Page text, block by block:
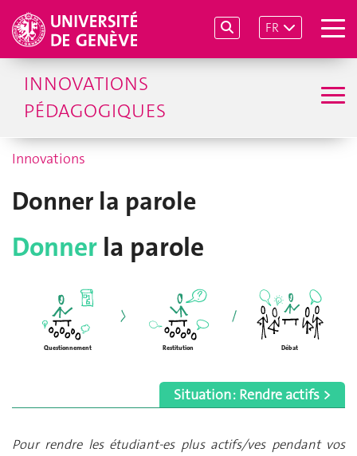
FR
INNOVATIONS
PÉDAGOGIQUES
Innovations
Donner la parole
Donner la parole
Questionnement Restitution Débat
Situation : Rendre actifs >
Pour rendre les étudiant-es plus actifs/ves pendant vos